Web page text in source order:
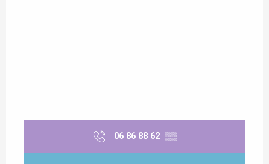
06 86 88 62 ▒▒